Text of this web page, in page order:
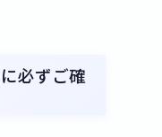
必ずご確